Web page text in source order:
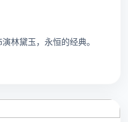
林黛玉，永恒的经典。